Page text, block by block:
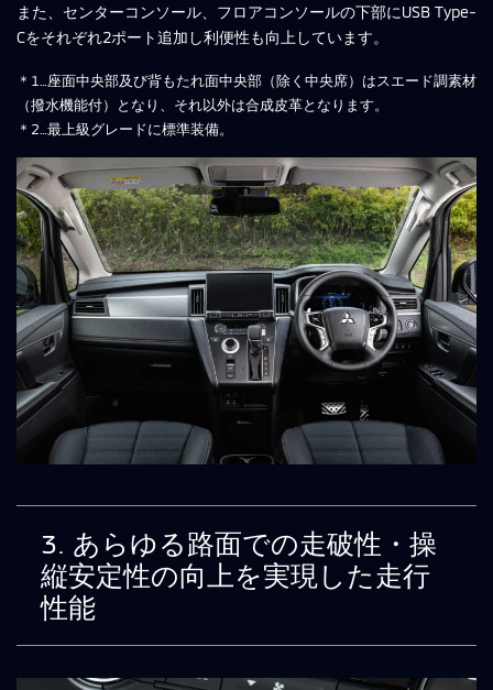
また、センターコンソール、フロアコンソールの下部にUSB Type-
Cをそれぞれ2ポート追加し利便性も向上しています。
＊1…座面中央部及び背もたれ面中央部（除く中央席）はスエード調素材
（撥水機能付）となり、それ以外は合成皮革となります。
＊2…最上級グレードに標準装備。
3. あらゆる路面での走破性・操
縦安定性の向上を実現した走行
性能